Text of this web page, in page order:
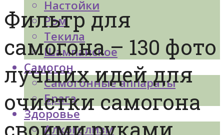
Настойки
Ром
Текила
Шампанское
Самогон
Самогонные аппараты
Брага
Здоровье
Алкоголизм
Фильтр для
самогона – 130 фото
лучших идей для
очистки самогона
своими руками